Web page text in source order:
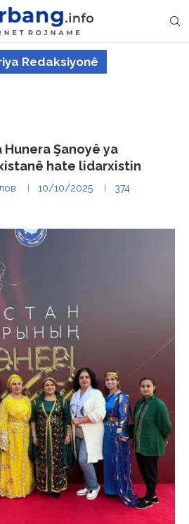
Redaksiyonê
Şanoyê ya
hate lidarxistin
10/10/2025
374